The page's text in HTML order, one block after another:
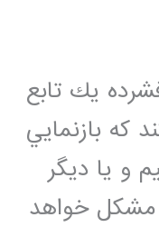
يك تابع
كه بازنمايي
و يا ديگر
مشكل خواهد